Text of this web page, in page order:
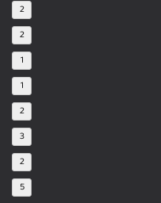
2
2
1
1
2
3
2
5